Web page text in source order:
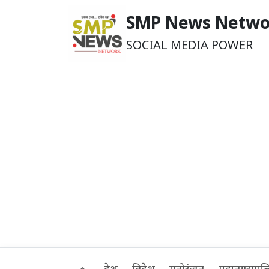
SMP News
SOCIAL MEDIA POWER